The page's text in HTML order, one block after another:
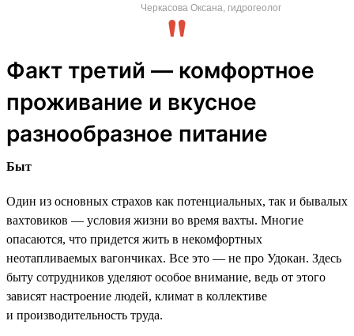
Черкасова Оксана, гидрогеолог
Факт третий — комфортное
проживание и вкусное
разнообразное питание
Быт
Один из основных страхов как потенциальных, так и бывалых
вахтовиков — условия жизни во время вахты. Многие
опасаются, что придется жить в некомфортных
неотапливаемых вагончиках. Все это — не про Удокан. Здесь
быту сотрудников уделяют особое внимание, ведь от этого
зависят настроение людей, климат в коллективе
и производительность труда.